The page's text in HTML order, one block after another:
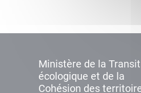
Ministère de la
écologique et de la
Cohésion des